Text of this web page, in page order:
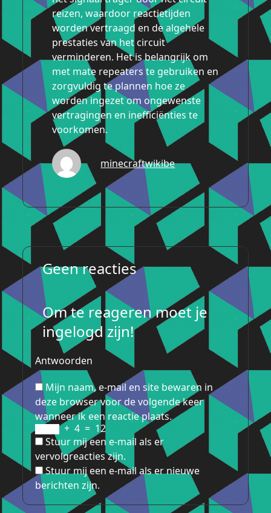
reizen, waardoor reactietijden
worden vertraagd en de algehele
prestaties van het circuit
verminderen. Het is belangrijk om
met mate repeaters te gebruiken en
zorgvuldig te plannen hoe ze
worden ingezet om ongewenste
vertragingen en inefficiënties te
voorkomen.
minecraftwikibe
Geen reacties
Om te reageren moet je
ingelogd zijn!
Antwoorden
Mijn naam, e-mail en site bewaren in
deze browser voor de volgende keer
wanneer ik een reactie plaats.
+ 4 = 12
Stuur mij een e-mail als er
vervolgreacties zijn.
Stuur mij een e-mail als er nieuwe
berichten zijn.